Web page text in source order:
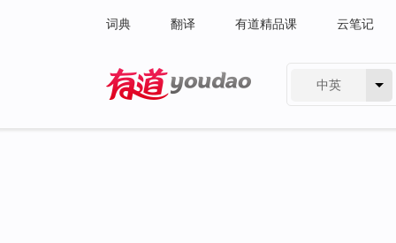
词典 翻译 有道精品课 云笔记
中英